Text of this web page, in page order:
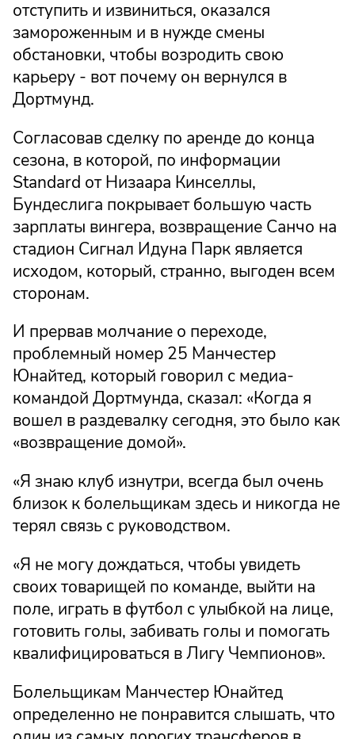
отступить и извиниться, оказался
замороженным и в нужде смены
обстановки, чтобы возродить свою
карьеру - вот почему он вернулся в
Дортмунд.
Согласовав сделку по аренде до конца
сезона, в которой, по информации
Standard от Низаара Кинселлы,
Бундеслига покрывает большую часть
зарплаты вингера, возвращение Санчо на
стадион Сигнал Идуна Парк является
исходом, который, странно, выгоден всем
сторонам.
И прервав молчание о переходе,
проблемный номер 25 Манчестер
Юнайтед, который говорил с медиа-
командой Дортмунда, сказал: «Когда я
вошел в раздевалку сегодня, это было как
«возвращение домой».
«Я знаю клуб изнутри, всегда был очень
близок к болельщикам здесь и никогда не
терял связь с руководством.
«Я не могу дождаться, чтобы увидеть
своих товарищей по команде, выйти на
поле, играть в футбол с улыбкой на лице,
готовить голы, забивать голы и помогать
квалифицироваться в Лигу Чемпионов».
Болельщикам Манчестер Юнайтед
определенно не понравится слышать, что